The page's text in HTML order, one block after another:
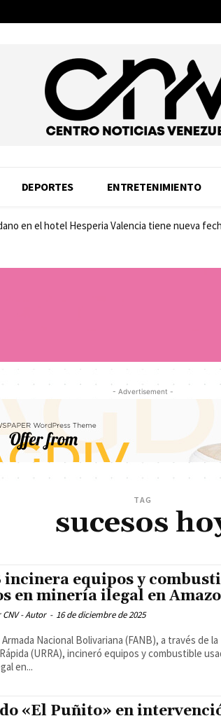
DEPORTES ENTRETENIMIENTO
en el hotel Hesperia Valencia tiene nueva
- Advertisement -
TAG
sucesos
incinera equipos y
en minería ilegal en
CNV - Autor - 16 de diciembre de 2025
Nacional Bolivariana (FANB), a través de
(URRA), incineró equipos y combustible
en...
«El Puñito» en